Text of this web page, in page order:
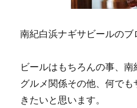
南紀白浜ナギサビールのブ
ビールはもちろんの事、南
グルメ関係その他、何で
きたいと思います。